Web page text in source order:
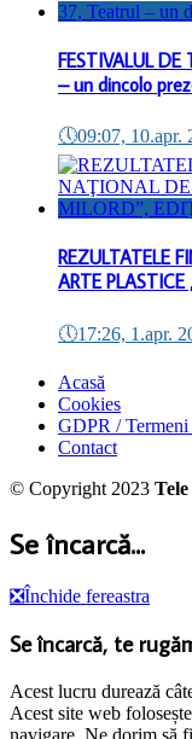
FESTIVALUL
– un dincolo
🕔09:07, 10.apr.
REZULTATELE
ARTE
🕔17:26, 1.apr.
Acasă
Cookies
GDPR /
Contact
© Copyright 2023
Se încarcă...
❎Închide fereastra
Se încarcă, te
Acest lucru durează
Acest site web
navigare. Ne dorim să